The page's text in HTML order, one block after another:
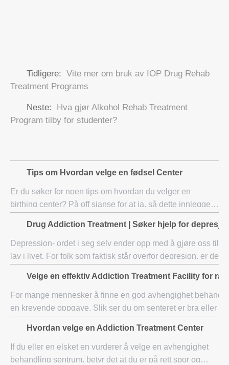
Tidligere: Vite mer om bruk av IOP Drug Rehab
Treatment Programs
Neste:
Hva gjør Alkohol Rehab Treatment
Program tilby for studenter?
Tips om Hvordan velge en fødsel Center
Er du søker for noen tips om hvordan du velger en
birthing center? På off sjanse for at ja, så dette innlegget
grunnleggende og overbevisend
Drug Addiction Treatment | Søker hjelp for
Depression- ordet i seg selv ender opp med å gjøre oss til å
lav i livet. For folk som faktisk står overfor depresjon, er det
Velge en effektiv Addiction Treatment Facility for
For mange mennesker å finne en god avhengighet
en krevende oppgave. Slik ser du om senteret er bra eller
Hvordan velge en Addiction Treatment Center
If du eller en elsket en vurderer å velge en avhengighet
behandling sentrum, betyr det at du er på rett spor og